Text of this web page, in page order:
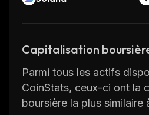
Capitalisation
Parmi tous les actifs
CoinStats, ceux-ci ont la
boursière la plus similaire